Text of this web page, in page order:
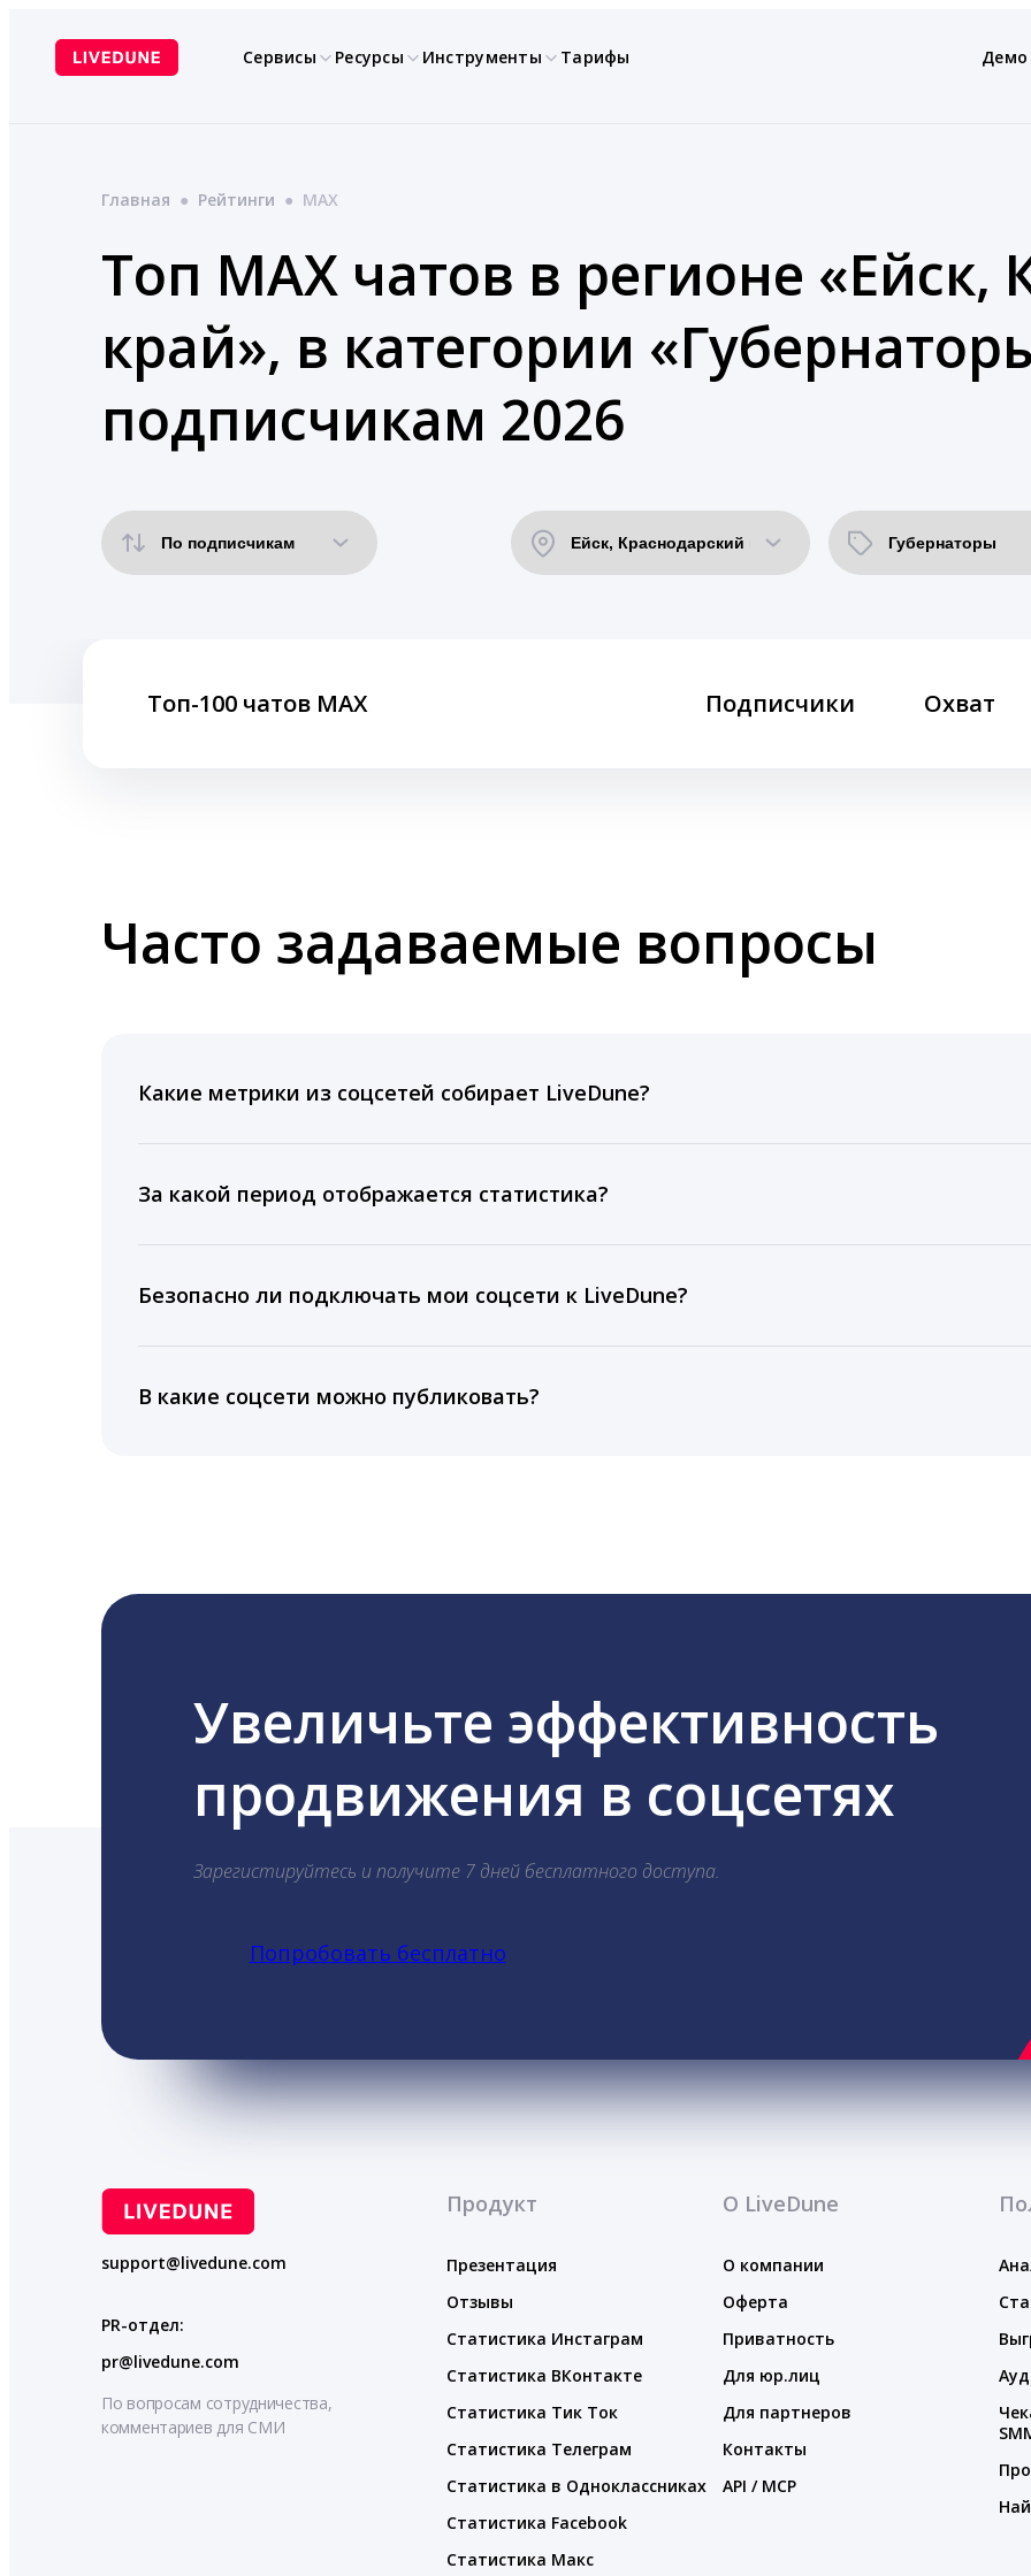
содержимому
Сервисы Ресурсы Инструменты Тарифы Демо
Главная ● Рейтинги ● MAX
Топ MAX чатов в регионе «Ейск,
край», в категории
подписчикам 2026
Топ-100 чатов MAX Подписчики Охват
Часто задаваемые вопросы
Какие метрики из соцсетей собирает LiveDune?
время для публикации, показываем лучшие посты и присылаем автоматические отчеты с
За какой период отображается статистика?
подключении тарифа Блогер. При оплате тарифа Бизнес отображаются сведения за 3 года, а
5 лет.
Безопасно ли подключать мои соцсети к LiveDune?
информацию третьим лицам.
В какие соцсети можно публиковать?
Увеличьте эффективность
продвижения в соцсетях
Зарегистируйтесь и получите 7 дней бесплатного доступа.
Попробовать бесплатно
support@livedune.com
PR-отдел:
pr@livedune.com
По вопросам сотрудничества,
комментариев для СМИ
Продукт
Презентация
Отзывы
Статистика Инстаграм
Статистика ВКонтакте
Статистика Тик Ток
Статистика Телеграм
Статистика в Одноклассниках
Статистика Facebook
Статистика Макс
О LiveDune
О компании
Оферта
Приватность
Для юр.лиц
Для партнеров
Контакты
API / MCP